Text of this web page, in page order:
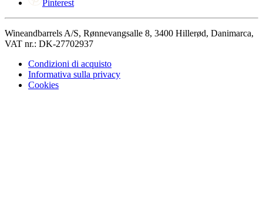
Pinterest
Wineandbarrels A/S, Rønnevangsalle 8, 3400 Hillerød, Danimarca,
VAT nr.: DK-27702937
Condizioni di acquisto
Informativa sulla privacy
Cookies